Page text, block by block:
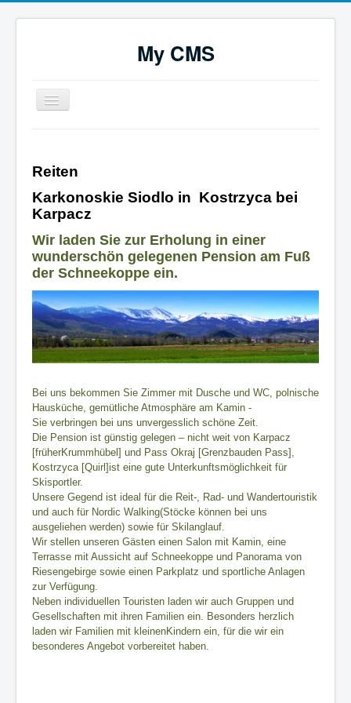
My CMS
Navigation
an/aus
Urlaubsgebiet/Anreise
Ferienobjekte
Anfrage/Buchung
Über uns
Regionales
Kur/Wellness
Essen/Trinken
Veranstaltungskalendar
Reiten
Karkonoskie Siodlo in Kostrzyca bei
Karpacz
Wir laden Sie zur Erholung in einer
wunderschön gelegenen Pension am Fuß
der Schneekoppe ein.
Bei uns bekommen Sie Zimmer mit Dusche und WC, polnische
Hausküche, gemütliche Atmosphäre am Kamin -
Sie verbringen bei uns unvergesslich schöne Zeit.
Die Pension ist günstig gelegen – nicht weit von Karpacz
[früherKrummhübel] und Pass Okraj [Grenzbauden Pass],
Kostrzyca [Quirl]ist eine gute Unterkunftsmöglichkeit für
Skisportler.
Unsere Gegend ist ideal für die Reit-, Rad- und Wandertouristik
und auch für Nordic Walking(Stöcke können bei uns
ausgeliehen werden) sowie für Skilanglauf.
Wir stellen unseren Gästen einen Salon mit Kamin, eine
Terrasse mit Aussicht auf Schneekoppe und Panorama von
Riesengebirge sowie einen Parkplatz und sportliche Anlagen
zur Verfügung.
Neben individuellen Touristen laden wir auch Gruppen und
Gesellschaften mit ihren Familien ein. Besonders herzlich
laden wir Familien mit kleinenKindern ein, für die wir ein
besonderes Angebot vorbereitet haben.